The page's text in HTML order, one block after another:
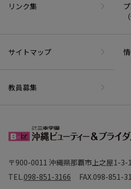
リンク集
サイトマップ
教員募集
〒900-0011 沖縄県那覇市上之屋1-3-
TEL.098-851-3166 FAX.098-851-